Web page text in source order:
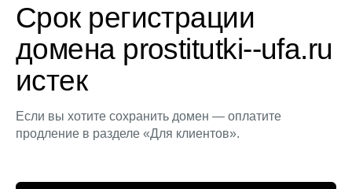
Срок регистрации
домена prostitutki--ufa.ru
истек
Если вы хотите сохранить домен — оплатите
продление в разделе «Для клиентов».